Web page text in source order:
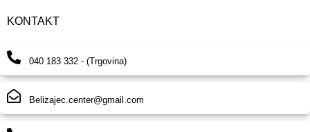
KONTAKT
040 183 332 - (Trgovina)
Belizajec.center@gmail.com